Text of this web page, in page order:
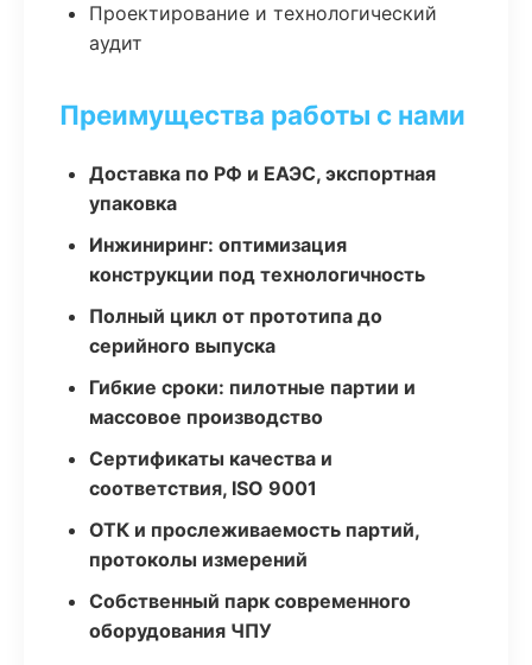
Проектирование и технологический
аудит
Преимущества работы с нами
Доставка по РФ и ЕАЭС, экспортная
упаковка
Инжиниринг: оптимизация
конструкции под технологичность
Полный цикл от прототипа до
серийного выпуска
Гибкие сроки: пилотные партии и
массовое производство
Сертификаты качества и
соответствия, ISO 9001
ОТК и прослеживаемость партий,
протоколы измерений
Собственный парк современного
оборудования ЧПУ